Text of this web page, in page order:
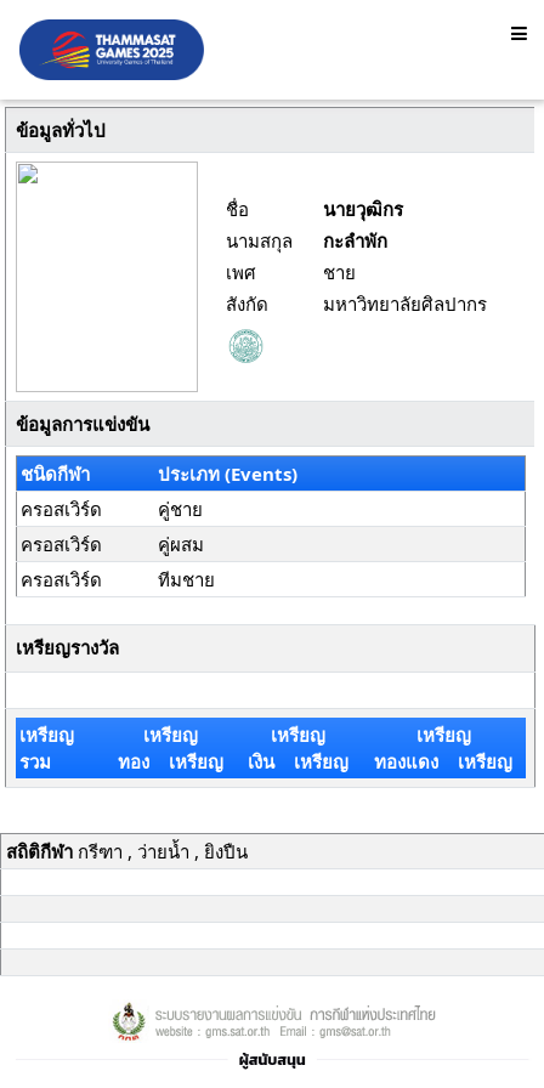
ข้อมูลทั่วไป
ชื่อ
นายวุฒิกร
นามสกุล
กะลำพัก
เพศ
ชาย
สังกัด
มหาวิทยาลัยศิลปากร
ข้อมูลการแข่งขัน
ชนิดกีฬา
ประเภท (Events)
ครอสเวิร์ด
คู่ชาย
ครอสเวิร์ด
คู่ผสม
ครอสเวิร์ด
ทีมชาย
เหรียญรางวัล
เหรียญ
รวม
เหรียญ
ทอง เหรียญ
เหรียญ
เงิน เหรียญ
เหรียญ
ทองแดง เหรียญ
สถิติกีฬากรีฑา , ว่ายน้ำ , ยิงปืน